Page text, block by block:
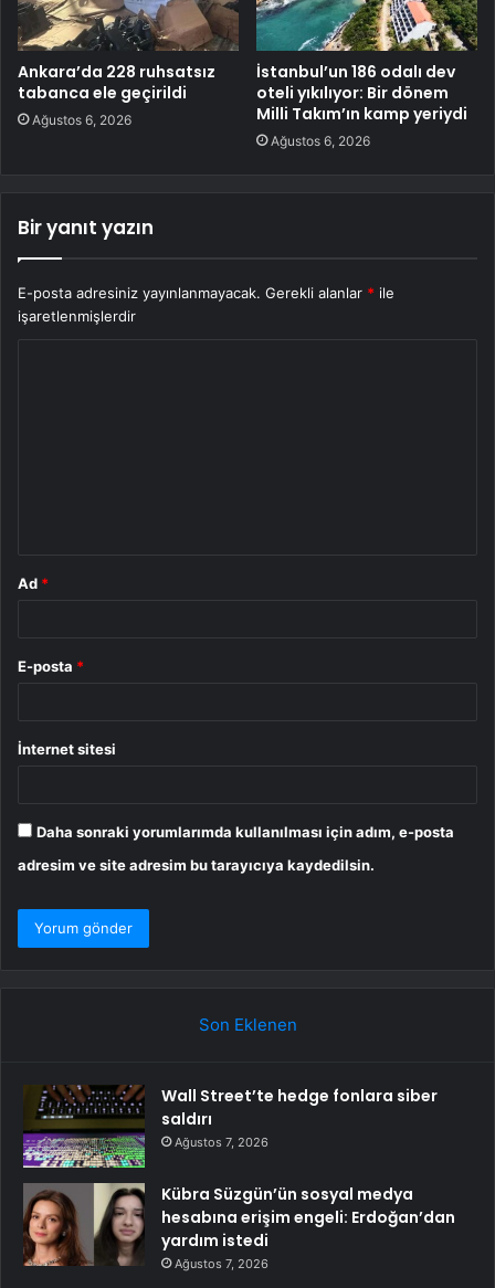
Ankara’da 228 ruhsatsız
tabanca ele geçirildi
Ağustos 6, 2026
İstanbul’un 186 odalı dev
oteli yıkılıyor: Bir dönem
Milli Takım’ın kamp yeriydi
Ağustos 6, 2026
Bir yanıt yazın
E-posta adresiniz yayınlanmayacak. Gerekli alanlar * ile
işaretlenmişlerdir
Ad *
E-posta *
İnternet sitesi
Daha sonraki yorumlarımda kullanılması için adım, e-posta
adresim ve site adresim bu tarayıcıya kaydedilsin.
Son Eklenen
Wall Street’te hedge fonlara siber
saldırı
Ağustos 7, 2026
Kübra Süzgün’ün sosyal medya
hesabına erişim engeli: Erdoğan’dan
yardım istedi
Ağustos 7, 2026